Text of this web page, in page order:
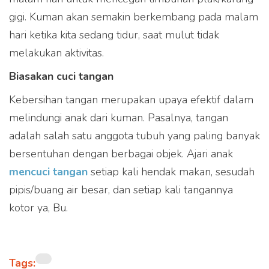
gigi. Kuman akan semakin berkembang pada malam
hari ketika kita sedang tidur, saat mulut tidak
melakukan aktivitas.
Biasakan cuci tangan
Kebersihan tangan merupakan upaya efektif dalam
melindungi anak dari kuman. Pasalnya, tangan
adalah salah satu anggota tubuh yang paling banyak
bersentuhan dengan berbagai objek. Ajari anak
mencuci tangan setiap kali hendak makan, sesudah
pipis/buang air besar, dan setiap kali tangannya
kotor ya, Bu.
Tags: